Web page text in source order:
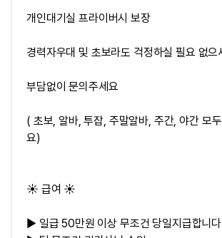
개인대기실 프라이버시 보장
경력자우대 및 초보라도 걱정하실 필요 없으
부담없이 문의주세요
( 초보, 알바, 투잡, 주말알바, 주간, 야간 모
요)
☀️ 급여 ☀️
▶ 일급50만원 이상 무조건 당일지급합니